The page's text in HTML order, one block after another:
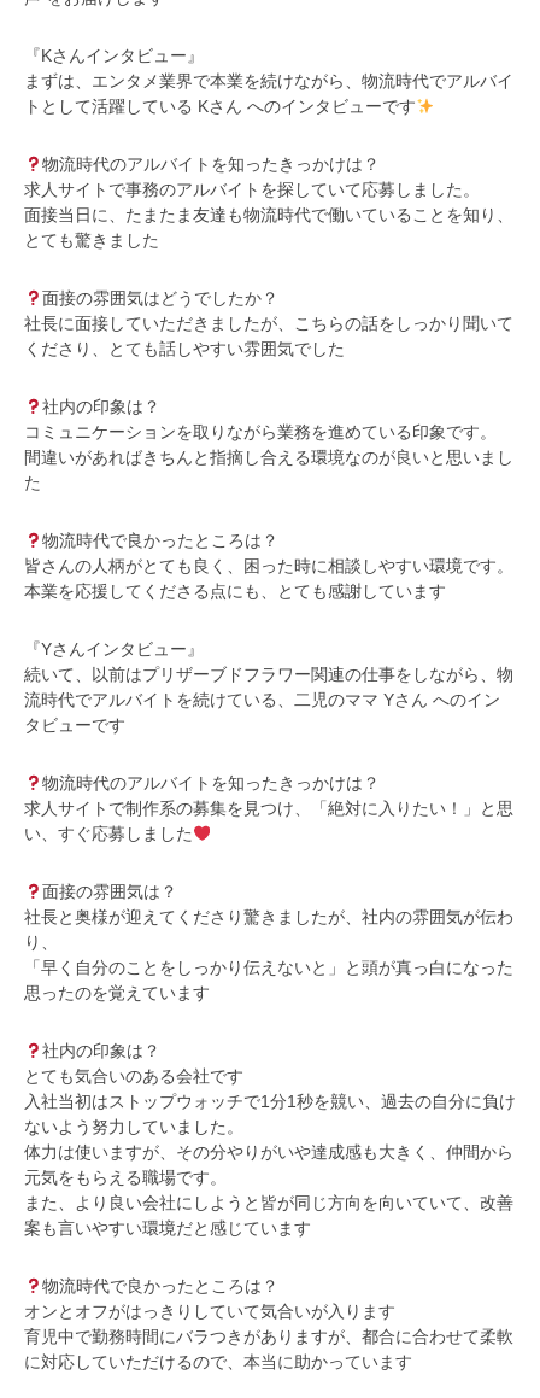
『Kさんインタビュー』
まずは、エンタメ業界で本業を続けながら、物流時代でアルバイ
トとして活躍している Kさん へのインタビューです
物流時代のアルバイトを知ったきっかけは？
求人サイトで事務のアルバイトを探していて応募しました。
面接当日に、たまたま友達も物流時代で働いていることを知り、
とても驚きました
面接の雰囲気はどうでしたか？
社長に面接していただきましたが、こちらの話をしっかり聞いて
くださり、とても話しやすい雰囲気でした
社内の印象は？
コミュニケーションを取りながら業務を進めている印象です。
間違いがあればきちんと指摘し合える環境なのが良いと思いまし
た
物流時代で良かったところは？
皆さんの人柄がとても良く、困った時に相談しやすい環境です。
本業を応援してくださる点にも、とても感謝しています
『Yさんインタビュー』
続いて、以前はプリザーブドフラワー関連の仕事をしながら、物
流時代でアルバイトを続けている、二児のママ Yさん へのイン
タビューです
物流時代のアルバイトを知ったきっかけは？
求人サイトで制作系の募集を見つけ、「絶対に入りたい！」と思
い、すぐ応募しました
面接の雰囲気は？
社長と奥様が迎えてくださり驚きましたが、社内の雰囲気が伝わ
り、
「早く自分のことをしっかり伝えないと」と頭が真っ白になった
思ったのを覚えています
社内の印象は？
とても気合いのある会社です
入社当初はストップウォッチで1分1秒を競い、過去の自分に負け
ないよう努力していました。
体力は使いますが、その分やりがいや達成感も大きく、仲間から
元気をもらえる職場です。
また、より良い会社にしようと皆が同じ方向を向いていて、改善
案も言いやすい環境だと感じています
物流時代で良かったところは？
オンとオフがはっきりしていて気合いが入ります
育児中で勤務時間にバラつきがありますが、都合に合わせて柔軟
に対応していただけるので、本当に助かっています